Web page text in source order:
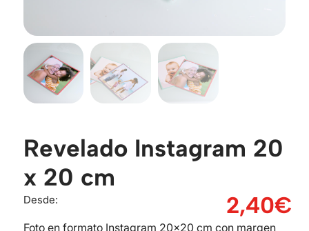
Revelado Instagram 20
x 20 cm
Desde: 2,40€
Foto en formato Instagram 20×20 cm con margen